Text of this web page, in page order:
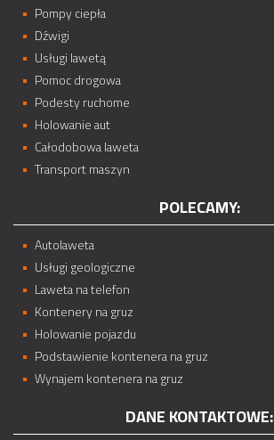
Pompy ciepła
Dźwigi
Usługi lawetą
Pomoc drogowa
Podesty ruchome
Holowanie aut
Całodobowa laweta
Transport maszyn
POLECAMY:
Autolaweta
Usługi geologiczne
Laweta na telefon
Kontenery na gruz
Holowanie pojazdu
Podstawienie kontenera na gruz
Wynajem kontenera na gruz
DANE KONTAKTOWE: